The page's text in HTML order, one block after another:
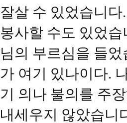
잘살 수 있었습니
봉사할 수도 있었
님의 부르심을 들
가 여기 있나이다.
기 의나 불의를 주
내세우지 않았습니